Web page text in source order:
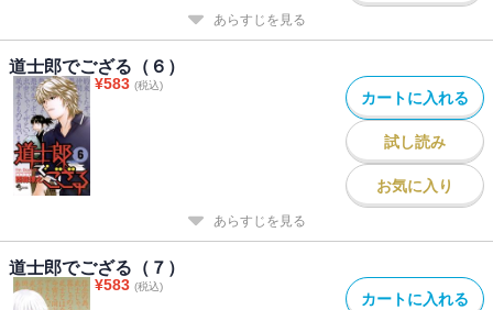
あらすじを見る
道士郎でござる（６）
¥583 (税込)
カートに入れる
試し読み
お気に入り
あらすじを見る
道士郎でござる（７）
¥583 (税込)
カートに入れる